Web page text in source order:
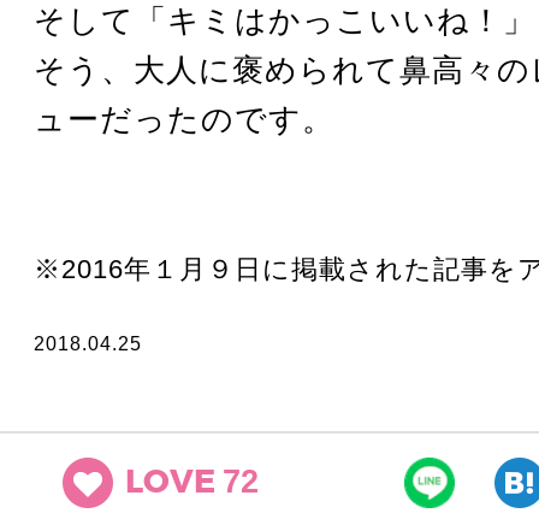
そして「キミはかっこいいね！
そう、大人に褒められて鼻高々
ューだったのです。
※2016年１月９日に掲載された記事を
2018.04.25
LOVE 72